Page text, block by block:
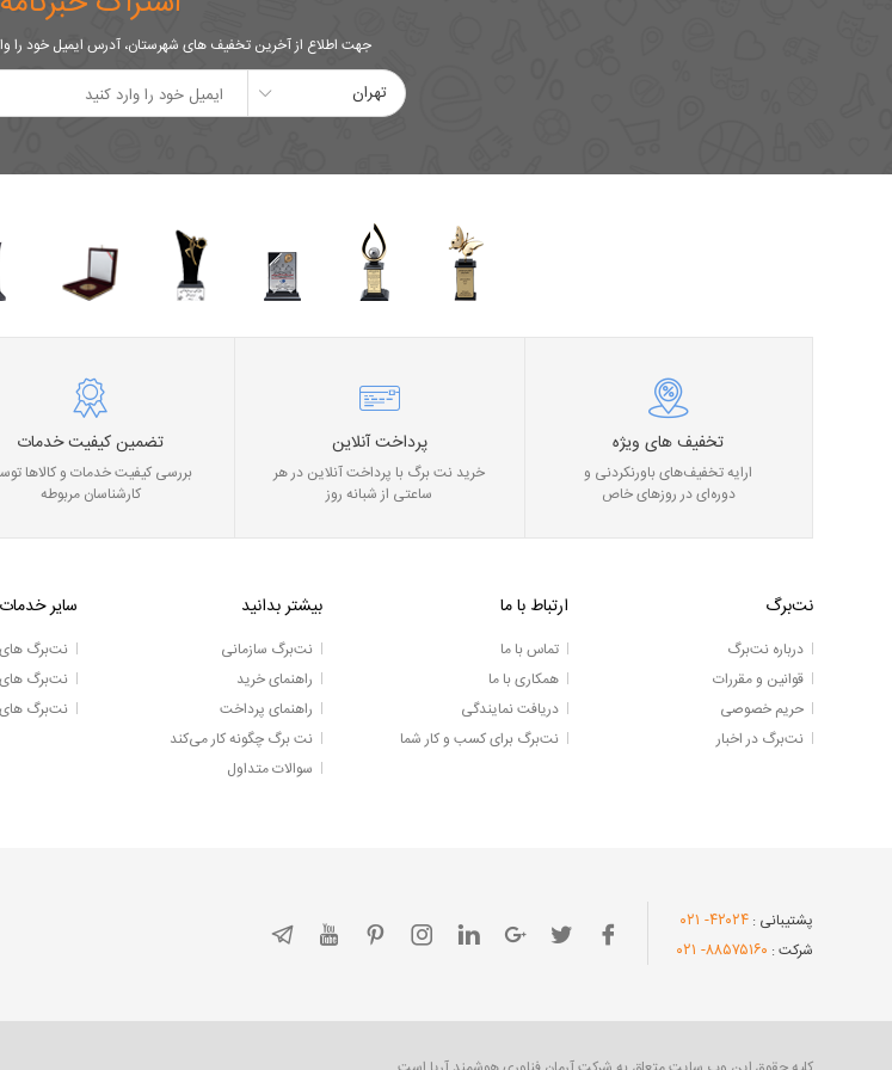
جهت اطلاع از آخرین تخفیف های شهرستان، آدرس ایمیل خود را
تهران
تخفیف های ویژه
ارایه تخفیف‌های باورنکردنی و
دوره‌ای در روز‌های خاص
پرداخت آنلاین
خرید نت برگ با پرداخت آنلاین در هر
ساعتی از شبانه روز
تضمین کیفیت خدمات
بررسی کیفیت خدمات و کالاها
کارشناسان مربوطه
نت‌برگ
درباره نت‌برگ
قوانین و مقررات
حریم خصوصی
نت‌برگ در اخبار
ارتباط با ما
تماس با ما
همکاری با ما
دریافت نمایندگی
نت‌برگ برای کسب و کار شما
بیشتر بدانید
نت‌برگ سازمانی
راهنمای خرید
راهنمای پرداخت
نت برگ چگونه کار می‌کند
سوالات متداول
سایر خدمات
نت‌برگ های
نت‌برگ
نت‌برگ
پشتیبانی : ۴۲۰۲۴- ۰۲۱
شرکت : ۸۸۵۷۵۱۶۰- ۰۲۱